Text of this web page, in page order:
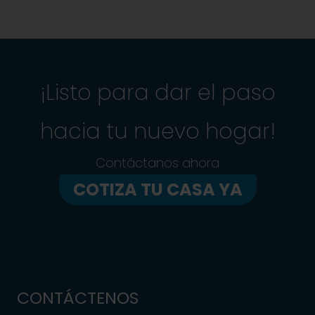
¡Listo para dar el paso
hacia tu nuevo hogar!
Contáctanos ahora
COTIZA TU CASA YA
CONTÁCTENOS